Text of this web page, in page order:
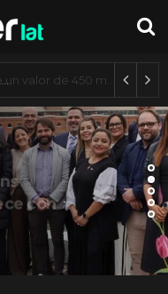
¿Qué profesiones serán las más afectadas por la IA generativa?